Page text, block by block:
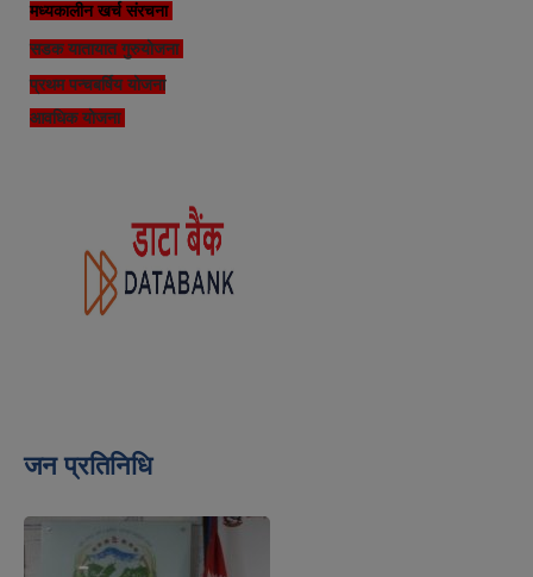
मध्यकालीन खर्च संरचना
सडक यातायात गुरुयोजना
प्रथम पन्चबर्षिय योजना
आवधिक योजना
जन प्रतिनिधि